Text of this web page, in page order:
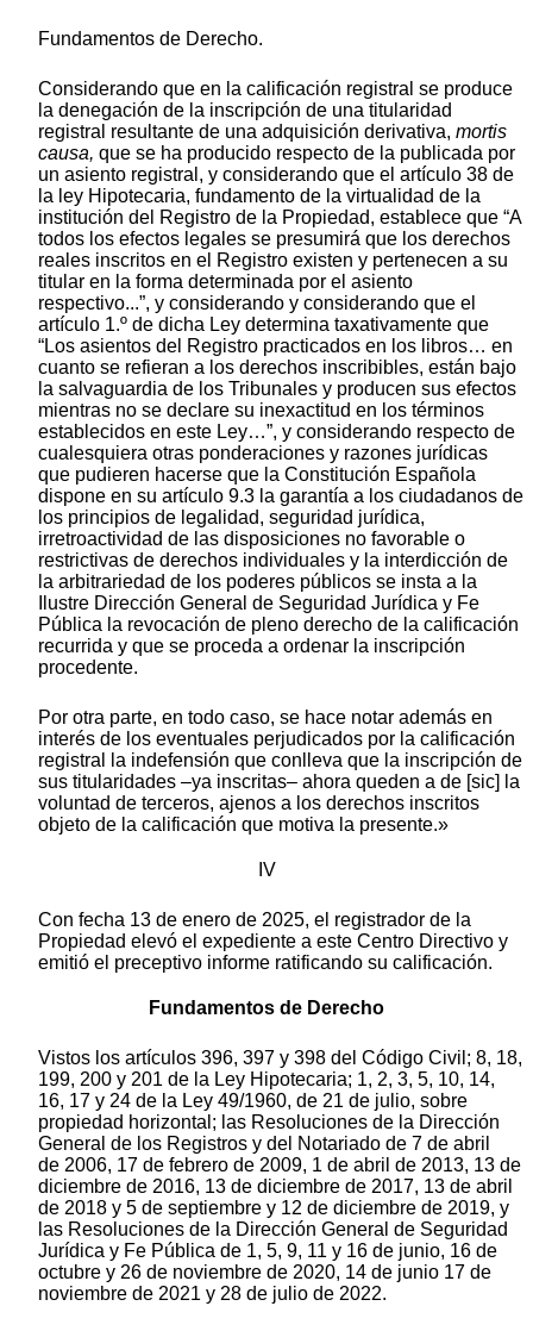
Fundamentos de Derecho.
Considerando que en la calificación registral se produce
la denegación de la inscripción de una titularidad
registral resultante de una adquisición derivativa, mortis
causa, que se ha producido respecto de la publicada por
un asiento registral, y considerando que el artículo 38 de
la ley Hipotecaria, fundamento de la virtualidad de la
institución del Registro de la Propiedad, establece que “A
todos los efectos legales se presumirá que los derechos
reales inscritos en el Registro existen y pertenecen a su
titular en la forma determinada por el asiento
respectivo...”, y considerando y considerando que el
artículo 1.º de dicha Ley determina taxativamente que
“Los asientos del Registro practicados en los libros… en
cuanto se refieran a los derechos inscribibles, están bajo
la salvaguardia de los Tribunales y producen sus efectos
mientras no se declare su inexactitud en los términos
establecidos en este Ley…”, y considerando respecto de
cualesquiera otras ponderaciones y razones jurídicas
que pudieren hacerse que la Constitución Española
dispone en su artículo 9.3 la garantía a los ciudadanos de
los principios de legalidad, seguridad jurídica,
irretroactividad de las disposiciones no favorable o
restrictivas de derechos individuales y la interdicción de
la arbitrariedad de los poderes públicos se insta a la
Ilustre Dirección General de Seguridad Jurídica y Fe
Pública la revocación de pleno derecho de la calificación
recurrida y que se proceda a ordenar la inscripción
procedente.
Por otra parte, en todo caso, se hace notar además en
interés de los eventuales perjudicados por la calificación
registral la indefensión que conlleva que la inscripción de
sus titularidades –ya inscritas– ahora queden a de [sic] la
voluntad de terceros, ajenos a los derechos inscritos
objeto de la calificación que motiva la presente.»
IV
Con fecha 13 de enero de 2025, el registrador de la
Propiedad elevó el expediente a este Centro Directivo y
emitió el preceptivo informe ratificando su calificación.
Fundamentos de Derecho
Vistos los artículos 396, 397 y 398 del Código Civil; 8, 18,
199, 200 y 201 de la Ley Hipotecaria; 1, 2, 3, 5, 10, 14,
16, 17 y 24 de la Ley 49/1960, de 21 de julio, sobre
propiedad horizontal; las Resoluciones de la Dirección
General de los Registros y del Notariado de 7 de abril
de 2006, 17 de febrero de 2009, 1 de abril de 2013, 13 de
diciembre de 2016, 13 de diciembre de 2017, 13 de abril
de 2018 y 5 de septiembre y 12 de diciembre de 2019, y
las Resoluciones de la Dirección General de Seguridad
Jurídica y Fe Pública de 1, 5, 9, 11 y 16 de junio, 16 de
octubre y 26 de noviembre de 2020, 14 de junio 17 de
noviembre de 2021 y 28 de julio de 2022.